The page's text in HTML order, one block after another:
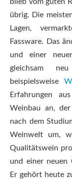
übrig. Die
Lagen,
Fassware. Das
und einer
gleichsam
beispielsweise
Erfahrungen
Weinbau an,
nach dem
Weinwelt um,
Qualitätswein
und einer neuen
Er gehört heute